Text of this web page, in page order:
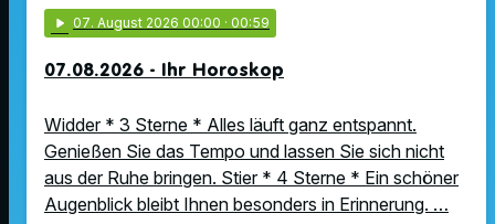
play_arrow 07. August 2026 00:00 · 00:59
07.08.2026 - Ihr Horoskop
Widder * 3 Sterne * Alles läuft ganz entspannt.
Genießen Sie das Tempo und lassen Sie sich nicht
aus der Ruhe bringen. Stier * 4 Sterne * Ein schöner
Augenblick bleibt Ihnen besonders in Erinnerung. …